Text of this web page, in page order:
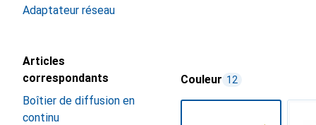
Adaptateur réseau
Articles
correspondants
Boîtier de diffusion en
continu
Couleur 12